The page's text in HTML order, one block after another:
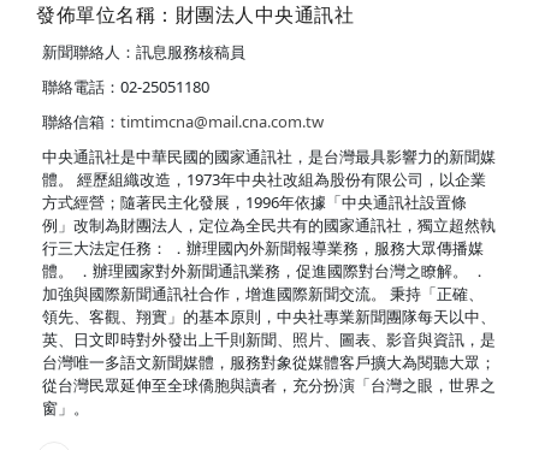
發佈單位名稱：財團法人中央通訊社
新聞聯絡人：訊息服務核稿員
聯絡電話：02-25051180
聯絡信箱： timtimcna@mail.cna.com.tw
中央通訊社是中華民國的國家通訊社，是台灣最具影響力的新聞媒
體。 經歷組織改造，1973年中央社改組為股份有限公司，以企業
方式經營；隨著民主化發展，1996年依據「中央通訊社設置條
例」改制為財團法人，定位為全民共有的國家通訊社，獨立超然執
行三大法定任務： ．辦理國內外新聞報導業務，服務大眾傳播媒
體。 ．辦理國家對外新聞通訊業務，促進國際對台灣之瞭解。 ．
加強與國際新聞通訊社合作，增進國際新聞交流。 秉持「正確、
領先、客觀、翔實」的基本原則，中央社專業新聞團隊每天以中、
英、日文即時對外發出上千則新聞、照片、圖表、影音與資訊，是
台灣唯一多語文新聞媒體，服務對象從媒體客戶擴大為閱聽大眾；
從台灣民眾延伸至全球僑胞與讀者，充分扮演「台灣之眼，世界之
窗」。